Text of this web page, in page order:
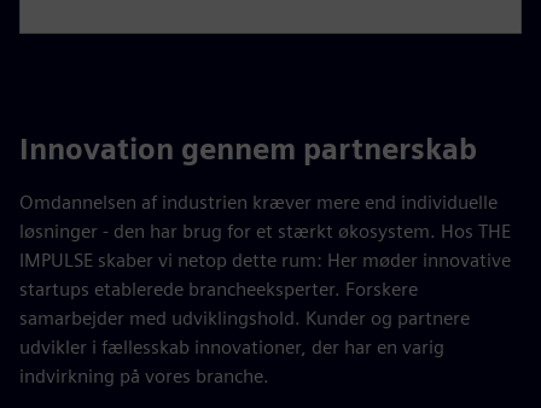
Innovation gennem partnerskab
Omdannelsen af industrien kræver mere end individuelle
løsninger - den har brug for et stærkt økosystem. Hos THE
IMPULSE skaber vi netop dette rum: Her møder innovative
startups etablerede brancheeksperter. Forskere
samarbejder med udviklingshold. Kunder og partnere
udvikler i fællesskab innovationer, der har en varig
indvirkning på vores branche.